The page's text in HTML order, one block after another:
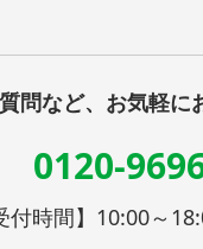
問など、お気軽に
0120-
付時間】10:00～